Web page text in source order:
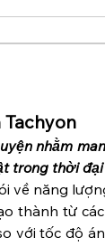
nhằm
trong thời đại
về năng
thành từ
với tốc độ